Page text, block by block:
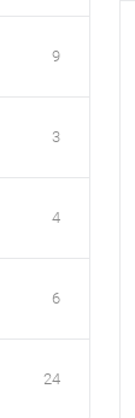
9
3
4
6
24